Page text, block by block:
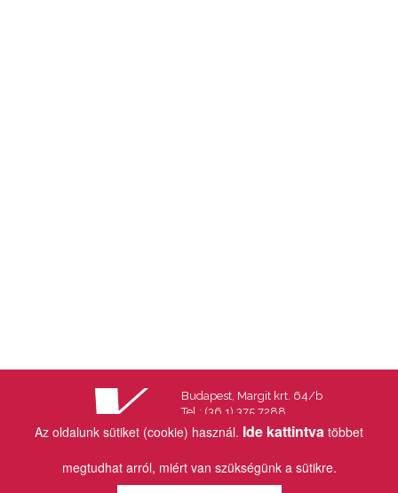
Az oldalunk sütiket (cookie) használ. Ide kattintva többet
megtudhat arról, miért van szükségünk a sütikre.
Budapest, Margit krt. 64/b
Tel.: (36 1) 375 7288
Fax.: (36 1) 202 7145
Email: